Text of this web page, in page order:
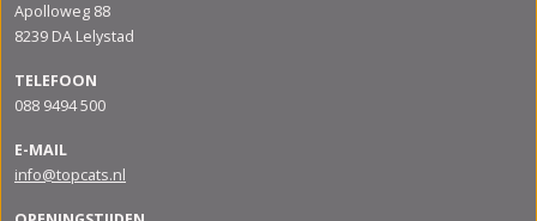
Apolloweg 88
8239 DA Lelystad
TELEFOON
088 9494 500
E-MAIL
info@topcats.nl